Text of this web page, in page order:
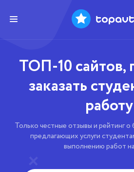
ТОП-10 сайтов,
заказать
работу
Только честные отзывы и рейтинг
предлагающих услуги
выполнению работ